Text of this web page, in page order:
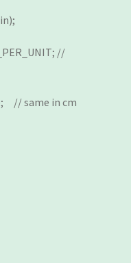
//
// same in cm